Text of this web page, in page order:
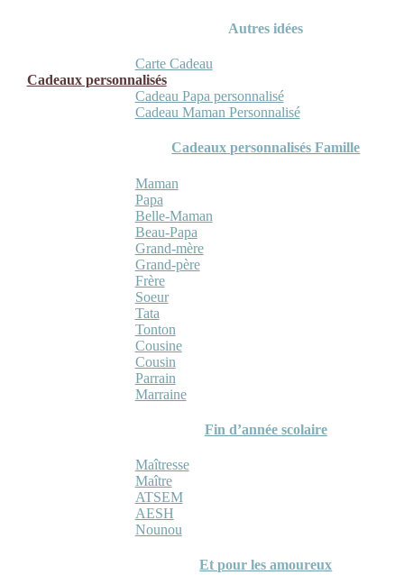
Autres idées
Carte Cadeau
Cadeaux personnalisés
Cadeau Papa personnalisé
Cadeau Maman Personnalisé
Cadeaux personnalisés Famille
Maman
Papa
Belle-Maman
Beau-Papa
Grand-mère
Grand-père
Frère
Soeur
Tata
Tonton
Cousine
Cousin
Parrain
Marraine
Fin d’année scolaire
Maîtresse
Maître
ATSEM
AESH
Nounou
Et pour les amoureux